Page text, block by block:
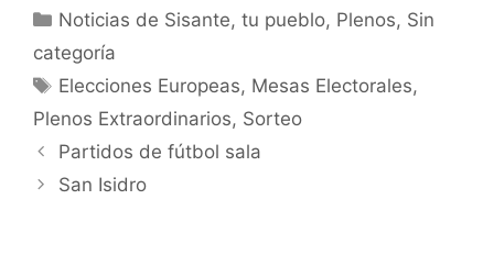
Noticias de Sisante, tu pueblo, Plenos, Sin
categoría
Elecciones Europeas, Mesas Electorales,
Plenos Extraordinarios, Sorteo
Partidos de fútbol sala
San Isidro